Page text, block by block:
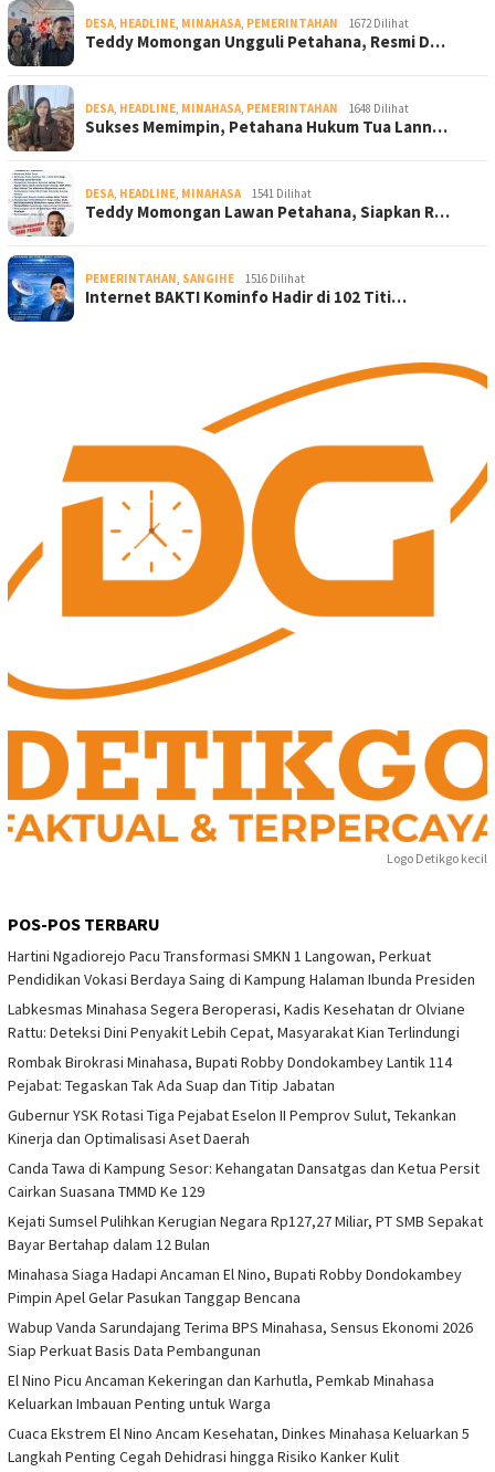
DESA HEADLINE MINAHASA PEMERINTAHAN 1672 Dilihat
Teddy Momongan Ungguli Petahana, Resmi D…
DESA HEADLINE MINAHASA PEMERINTAHAN 1648 Dilihat
Sukses Memimpin, Petahana Hukum Tua Lann…
DESA HEADLINE MINAHASA 1541 Dilihat
Teddy Momongan Lawan Petahana, Siapkan R…
PEMERINTAHAN SANGIHE 1516 Dilihat
Internet BAKTI Kominfo Hadir di 102 Titi…
Logo Detikgo kecil
POS-POS TERBARU
Hartini Ngadiorejo Pacu Transformasi SMKN 1 Langowan, Perkuat
Pendidikan Vokasi Berdaya Saing di Kampung Halaman Ibunda Presiden
Labkesmas Minahasa Segera Beroperasi, Kadis Kesehatan dr Olviane
Rattu: Deteksi Dini Penyakit Lebih Cepat, Masyarakat Kian Terlindungi
Rombak Birokrasi Minahasa, Bupati Robby Dondokambey Lantik 114
Pejabat: Tegaskan Tak Ada Suap dan Titip Jabatan
Gubernur YSK Rotasi Tiga Pejabat Eselon II Pemprov Sulut, Tekankan
Kinerja dan Optimalisasi Aset Daerah
Canda Tawa di Kampung Sesor: Kehangatan Dansatgas dan Ketua Persit
Cairkan Suasana TMMD Ke 129
Kejati Sumsel Pulihkan Kerugian Negara Rp127,27 Miliar, PT SMB Sepakat
Bayar Bertahap dalam 12 Bulan
Minahasa Siaga Hadapi Ancaman El Nino, Bupati Robby Dondokambey
Pimpin Apel Gelar Pasukan Tanggap Bencana
Wabup Vanda Sarundajang Terima BPS Minahasa, Sensus Ekonomi 2026
Siap Perkuat Basis Data Pembangunan
El Nino Picu Ancaman Kekeringan dan Karhutla, Pemkab Minahasa
Keluarkan Imbauan Penting untuk Warga
Cuaca Ekstrem El Nino Ancam Kesehatan, Dinkes Minahasa Keluarkan 5
Langkah Penting Cegah Dehidrasi hingga Risiko Kanker Kulit